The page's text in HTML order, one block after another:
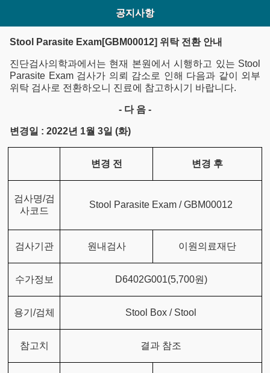
공지사항
Stool Parasite Exam[GBM00012] 위탁 전환 안내
진단검사의학과에서는 현재 본원에서 시행하고 있는 Stool
Parasite Exam 검사가 의뢰 감소로 인해 다음과 같이 외부
위탁 검사로 전환하오니 진료에 참고하시기 바랍니다.
- 다 음 -
변경일 : 2022년 1월 3일 (화)
변경 전 변경 후
검사명/검
사코드
Stool Parasite Exam / GBM00012
검사기관 원내검사 이원의료재단
수가정보 D6402G001(5,700원)
용기/검체 Stool Box / Stool
참고치 결과 참조